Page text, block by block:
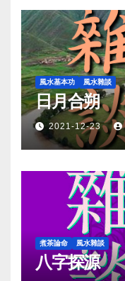
風水基本功 風水雜談
日月合朔
2021-12-23
煮茶論命 風水雜談
八字探源